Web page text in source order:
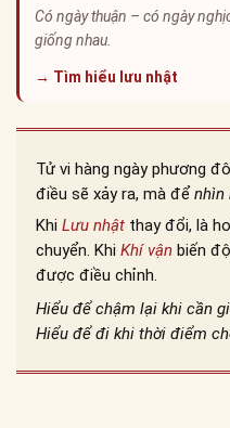
Có ngày thuận – có ngày
giống nhau.
→ Tìm hiểu lưu nhật
Tử vi hàng ngày phương
điều sẽ xảy ra, mà đểnhìn
Khi Lưu nhật thay đổi, là
chuyển. Khi Khí vận biến
được điều chỉnh.
Hiểu để chậm lại khi cần
Hiểu để đi khi thời điểm